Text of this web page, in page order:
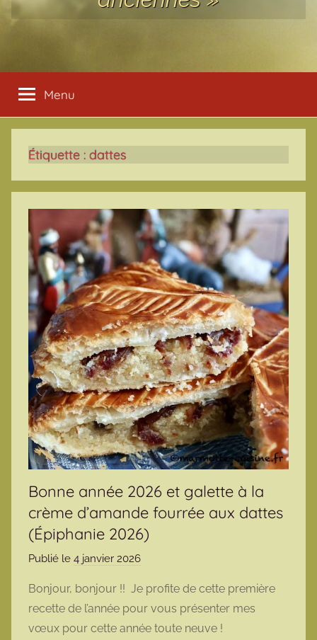
Menu
Étiquette : dattes
Bonne année 2026 et galette à la
crème d’amande fourrée aux dattes
(Épiphanie 2026)
Publié le 4 janvier 2026
r
m
a
Bonjour, bonjour !! Je profite de cette première
recette de l’année pour vous présenter mes
vœux pour cette année toute neuve !